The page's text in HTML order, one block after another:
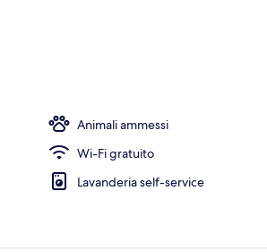
Animali ammessi
Wi-Fi gratuito
Lavanderia self-service